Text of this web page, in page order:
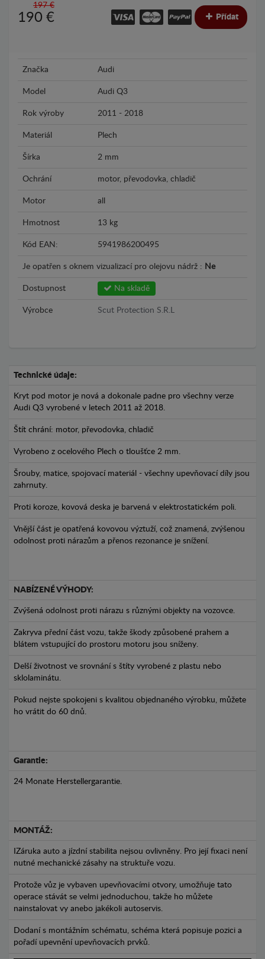
197 €
190 € Přídat
Značka Audi
Model Audi Q3
Rok výroby 2011 - 2018
Materiál Plech
Šírka 2 mm
Ochrání motor, převodovka, chladič
Motor all
Hmotnost 13 kg
Kód EAN: 5941986200495
Je opatřen s oknem vizualizací pro olejovu nádrž : Ne
Dostupnost Na skladě
Výrobce Scut Protection S.R.L
Technické údaje:
Kryt pod motor je nová a dokonale padne pro všechny verze
Audi Q3 vyrobené v letech 2011 až 2018.
Štít chrání: motor, převodovka, chladič
Vyrobeno z ocelového Plech o tloušťce 2 mm.
Šrouby, matice, spojovací materiál - všechny upevňovací díly jsou
zahrnuty.
Proti koroze, kovová deska je barvená v elektrostatickém poli.
Vnější část je opatřená kovovou výztuží, což znamená, zvýšenou
odolnost proti nárazům a přenos rezonance je snížení.
NABÍZENÉ VÝHODY:
Zvýšená odolnost proti nárazu s různými objekty na vozovce.
Zakryva přední část vozu, takže škody způsobené prahem a
blátem vstupující do prostoru motoru jsou sníženy.
Delší životnost ve srovnání s štíty vyrobené z plastu nebo
sklolaminátu.
Pokud nejste spokojeni s kvalitou objednaného výrobku, můžete
ho vrátit do 60 dnů.
Garantie:
24 Monate Herstellergarantie.
MONTÁŽ:
IZáruka auto a jízdní stabilita nejsou ovlivněny. Pro její fixaci není
nutné mechanické zásahy na struktuře vozu.
Protože vůz je vybaven upevňovacími otvory, umožňuje tato
operace stávát se velmi jednoduchou, takže ho můžete
nainstalovat vy anebo jakékoli autoservis.
Dodaní s montážním schématu, schéma která popisuje pozici a
pořadí upevnění upevňovacích prvků.